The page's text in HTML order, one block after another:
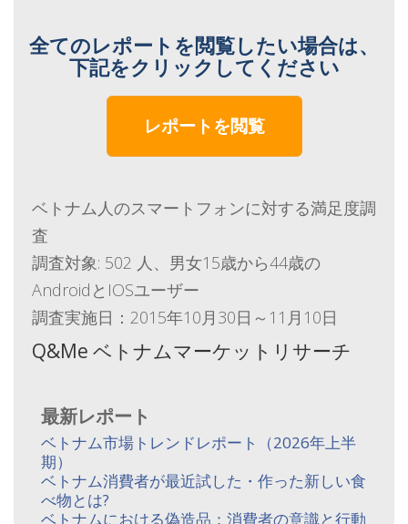
全てのレポートを閲覧したい場合は、
下記をクリックしてください
レポートを閲覧
ベトナム人のスマートフォンに対する満足度調
査
調査対象: 502 人、男女15歳から44歳の
AndroidとIOSユーザー
調査実施日：2015年10月30日～11月10日
Q&Me ベトナムマーケットリサーチ
最新レポート
ベトナム市場トレンドレポート（2026年上半
期）
ベトナム消費者が最近試した・作った新しい食
べ物とは?
ベトナムにおける偽造品：消費者の意識と行動